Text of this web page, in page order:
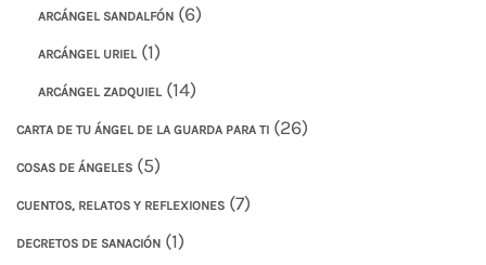
ARCÁNGEL SANDALFÓN (6)
ARCÁNGEL URIEL (1)
ARCÁNGEL ZADQUIEL (14)
CARTA DE TU ÁNGEL DE LA GUARDA PARA TI (26)
COSAS DE ÁNGELES (5)
CUENTOS, RELATOS Y REFLEXIONES (7)
DECRETOS DE SANACIÓN (1)